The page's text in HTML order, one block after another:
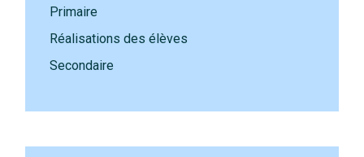
Primaire
Réalisations des élèves
Secondaire